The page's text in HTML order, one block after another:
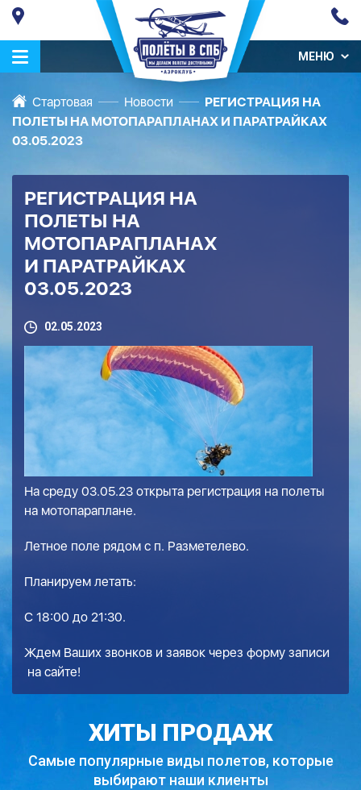
МЕНЮ
Стартовая Новости
РЕГИСТРАЦИЯ НА
ПОЛЕТЫ НА МОТОПАРАПЛАНАХ И ПАРАТРАЙКАХ
03.05.2023
РЕГИСТРАЦИЯ НА
ПОЛЕТЫ НА
МОТОПАРАПЛАНАХ
И ПАРАТРАЙКАХ
03.05.2023
02.05.2023
На среду 03.05.23 открыта регистрация на полеты
на мотопараплане.
Летное поле рядом с п. Разметелево.
Планируем летать:
С 18:00 до 21:30.
Ждем Ваших звонков и заявок через форму записи
на сайте!
ХИТЫ ПРОДАЖ
Самые популярные виды полетов, которые
выбирают наши клиенты